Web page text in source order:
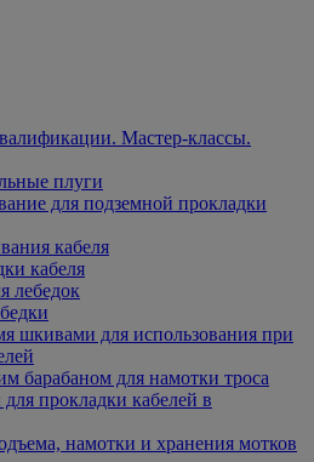
Мастер-классы.
плуги
для подземной прокладки
кабеля
кабеля
лебедок
шкивами для использования при
барабаном для намотки троса
прокладки кабелей в
намотки и хранения мотков